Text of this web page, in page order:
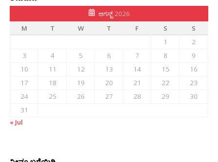
ಆಗಸ್ಟ್ 2026
M
T W T F S
S
1
2
3
4 5 6 7 8
9
10
11 12 13 14 15
16
17
18 19 20 21 22
23
24
25 26 27 28 29
30
31
« Jul